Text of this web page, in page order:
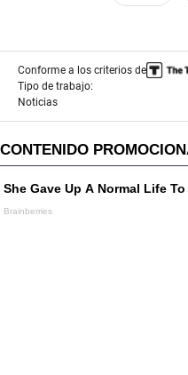
Conforme a los criterios de
Tipo de trabajo:
Noticias